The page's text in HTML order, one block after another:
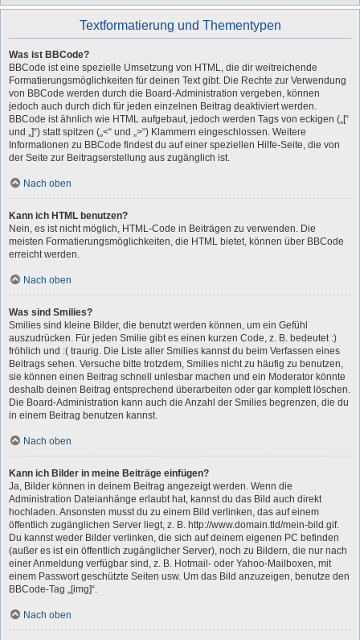
Textformatierung und Thementypen
Was ist BBCode?
BBCode ist eine spezielle Umsetzung von HTML, die dir weitreichende
Formatierungsmöglichkeiten für deinen Text gibt. Die Rechte zur Verwendung
von BBCode werden durch die Board-Administration vergeben, können
jedoch auch durch dich für jeden einzelnen Beitrag deaktiviert werden.
BBCode ist ähnlich wie HTML aufgebaut, jedoch werden Tags von eckigen („[“
und „]“) statt spitzen („<“ und „>“) Klammern eingeschlossen. Weitere
Informationen zu BBCode findest du auf einer speziellen Hilfe-Seite, die von
der Seite zur Beitragserstellung aus zugänglich ist.
Nach oben
Kann ich HTML benutzen?
Nein, es ist nicht möglich, HTML-Code in Beiträgen zu verwenden. Die
meisten Formatierungsmöglichkeiten, die HTML bietet, können über BBCode
erreicht werden.
Nach oben
Was sind Smilies?
Smilies sind kleine Bilder, die benutzt werden können, um ein Gefühl
auszudrücken. Für jeden Smilie gibt es einen kurzen Code, z. B. bedeutet :)
fröhlich und :( traurig. Die Liste aller Smilies kannst du beim Verfassen eines
Beitrags sehen. Versuche bitte trotzdem, Smilies nicht zu häufig zu benutzen,
sie können einen Beitrag schnell unlesbar machen und ein Moderator könnte
deshalb deinen Beitrag entsprechend überarbeiten oder gar komplett löschen.
Die Board-Administration kann auch die Anzahl der Smilies begrenzen, die du
in einem Beitrag benutzen kannst.
Nach oben
Kann ich Bilder in meine Beiträge einfügen?
Ja, Bilder können in deinem Beitrag angezeigt werden. Wenn die
Administration Dateianhänge erlaubt hat, kannst du das Bild auch direkt
hochladen. Ansonsten musst du zu einem Bild verlinken, das auf einem
öffentlich zugänglichen Server liegt, z. B. http://www.domain.tld/mein-bild.gif.
Du kannst weder Bilder verlinken, die sich auf deinem eigenen PC befinden
(außer es ist ein öffentlich zugänglicher Server), noch zu Bildern, die nur nach
einer Anmeldung verfügbar sind, z. B. Hotmail- oder Yahoo-Mailboxen, mit
einem Passwort geschützte Seiten usw. Um das Bild anzuzeigen, benutze den
BBCode-Tag „[img]“.
Nach oben